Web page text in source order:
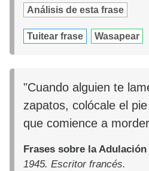
Análisis de esta frase
Tuitear frase Wasapear
"Cuando alguien te
zapatos, colócale el
que comience a
Frases sobre la Adulación
1945. Escritor francés.